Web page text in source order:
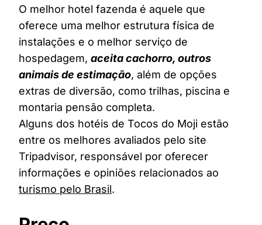
O melhor hotel fazenda é aquele que
oferece uma melhor estrutura física de
instalações e o melhor serviço de
hospedagem, aceita cachorro, outros
animais de estimação, além de opções
extras de diversão, como trilhas, piscina e
montaria pensão completa.
Alguns dos hotéis de Tocos do Moji estão
entre os melhores avaliados pelo site
Tripadvisor, responsável por oferecer
informações e opiniões relacionados ao
turismo pelo Brasil.